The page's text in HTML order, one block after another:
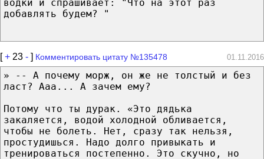
водки и спрашивает: "Что на этот раз
добавлять будем? "
[+ 23 - ] Комментировать цитату №135478 01.11.2016
» -- А почему морж, он же не толстый и без
ласт? Ааа... А зачем ему?
Потому что ты дурак. «Это дядька
закаляется, водой холодной обливается,
чтобы не болеть. Нет, сразу так нельзя,
простудишься. Надо долго привыкать и
тренироваться постепенно. Это скучно, но